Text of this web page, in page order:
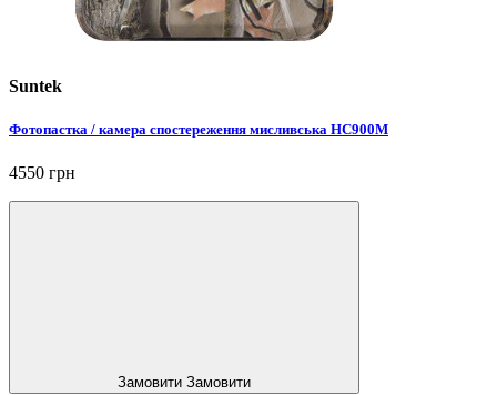
Suntek
Фотопастка / камера спостереження мисливська HC900M
4550 грн
Замовити Замовити